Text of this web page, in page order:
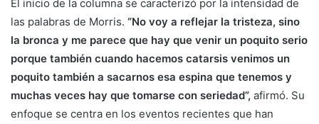
El inicio de la columna se caracterizó por la intensidad de
las palabras de Morris. “No voy a reflejar la tristeza, sino
la bronca y me parece que hay que venir un poquito serio
porque también cuando hacemos catarsis venimos un
poquito también a sacarnos esa espina que tenemos y
muchas veces hay que tomarse con seriedad”, afirmó. Su
enfoque se centra en los eventos recientes que han